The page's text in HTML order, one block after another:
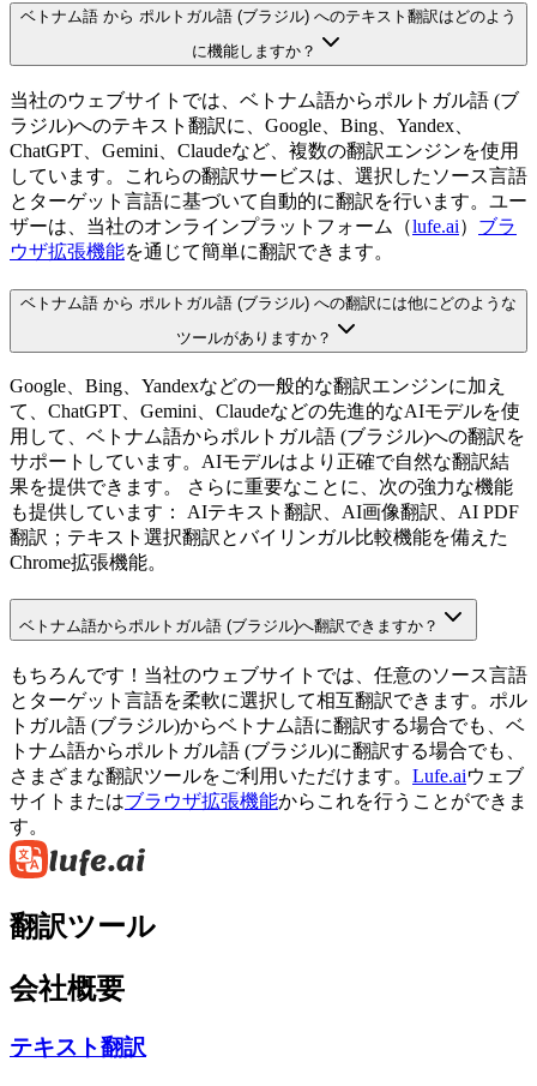
ベトナム語 から ポルトガル語 (ブラジル) へのテキスト翻訳はどのよう
に機能しますか？
当社のウェブサイトでは、ベトナム語からポルトガル語 (ブ
ラジル)へのテキスト翻訳に、Google、Bing、Yandex、
ChatGPT、Gemini、Claudeなど、複数の翻訳エンジンを使用
しています。これらの翻訳サービスは、選択したソース言語
とターゲット言語に基づいて自動的に翻訳を行います。ユー
ザーは、当社のオンラインプラットフォーム（lufe.ai） ブラ
ウザ拡張機能を通じて簡単に翻訳できます。
ベトナム語 から ポルトガル語 (ブラジル) への翻訳には他にどのような
ツールがありますか？
Google、Bing、Yandexなどの一般的な翻訳エンジンに加え
て、ChatGPT、Gemini、Claudeなどの先進的なAIモデルを使
用して、ベトナム語からポルトガル語 (ブラジル)への翻訳を
サポートしています。AIモデルはより正確で自然な翻訳結
果を提供できます。 さらに重要なことに、次の強力な機能
も提供しています： AIテキスト翻訳、AI画像翻訳、AI PDF
翻訳；テキスト選択翻訳とバイリンガル比較機能を備えた
Chrome拡張機能。
ベトナム語からポルトガル語 (ブラジル)へ翻訳できますか？
もちろんです！当社のウェブサイトでは、任意のソース言語
とターゲット言語を柔軟に選択して相互翻訳できます。ポル
トガル語 (ブラジル)からベトナム語に翻訳する場合でも、ベ
トナム語からポルトガル語 (ブラジル)に翻訳する場合でも、
さまざまな翻訳ツールをご利用いただけます。 Lufe.aiウェブ
サイトまたはブラウザ拡張機能からこれを行うことができま
す。
翻訳ツール
会社概要
テキスト翻訳